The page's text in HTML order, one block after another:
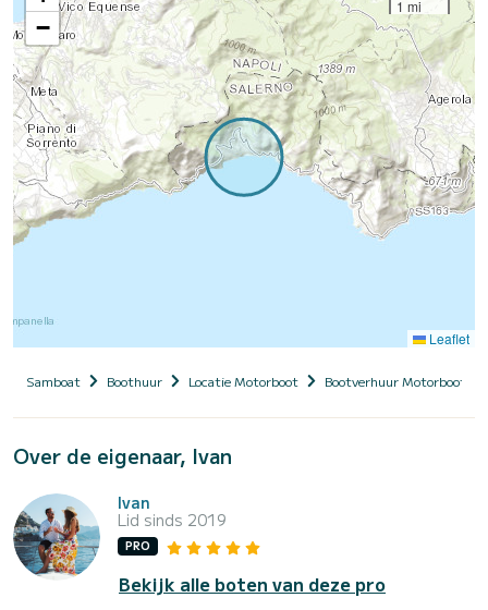
−
1 mi
Leaflet
Samboat Boothuur Locatie Motorboot Bootverhuur Motorboot
Over de eigenaar, Ivan
Ivan
Lid sinds 2019
PRO
Bekijk alle boten van deze pro